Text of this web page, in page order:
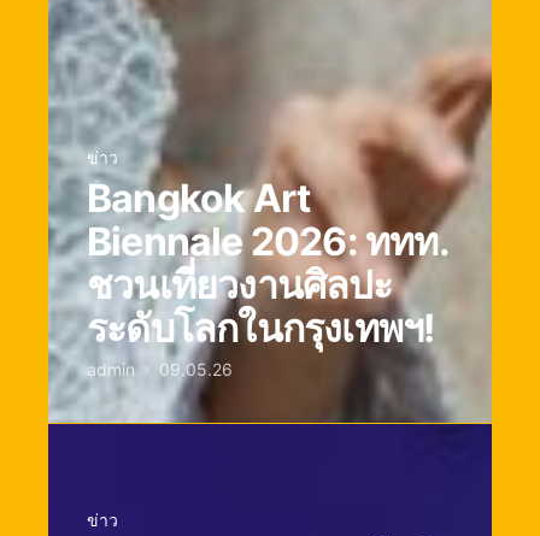
ข่าว
Bangkok Art
Biennale 2026: ททท.
ชวนเที่ยวงานศิลปะ
ระดับโลกในกรุงเทพฯ!
admin 09.05.26
ข่าว